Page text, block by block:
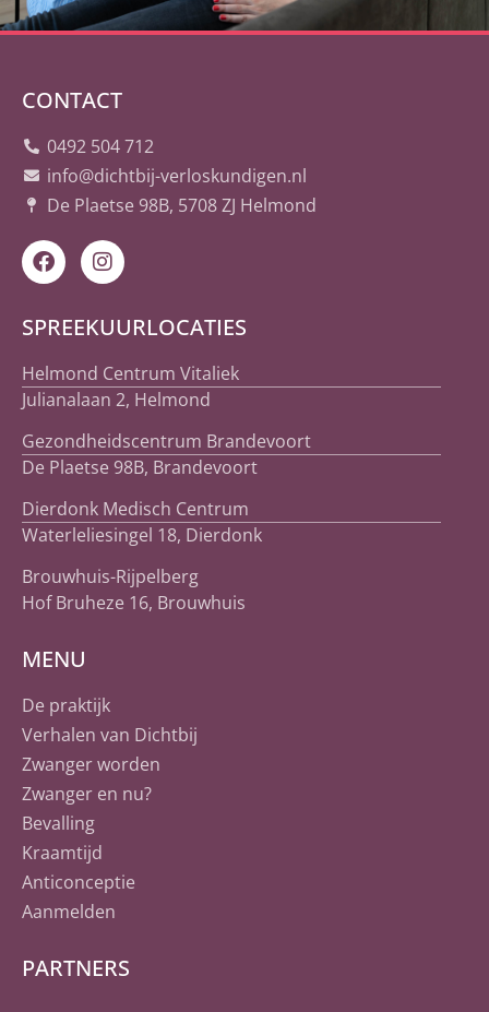
CONTACT
0492 504 712
info@dichtbij-verloskundigen.nl
De Plaetse 98B, 5708 ZJ Helmond
SPREEKUURLOCATIES
Helmond Centrum Vitaliek
Julianalaan 2, Helmond
Gezondheidscentrum Brandevoort
De Plaetse 98B, Brandevoort
Dierdonk Medisch Centrum
Waterleliesingel 18, Dierdonk
Brouwhuis-Rijpelberg
Hof Bruheze 16, Brouwhuis
MENU
De praktijk
Verhalen van Dichtbij
Zwanger worden
Zwanger en nu?
Bevalling
Kraamtijd
Anticonceptie
Aanmelden
PARTNERS